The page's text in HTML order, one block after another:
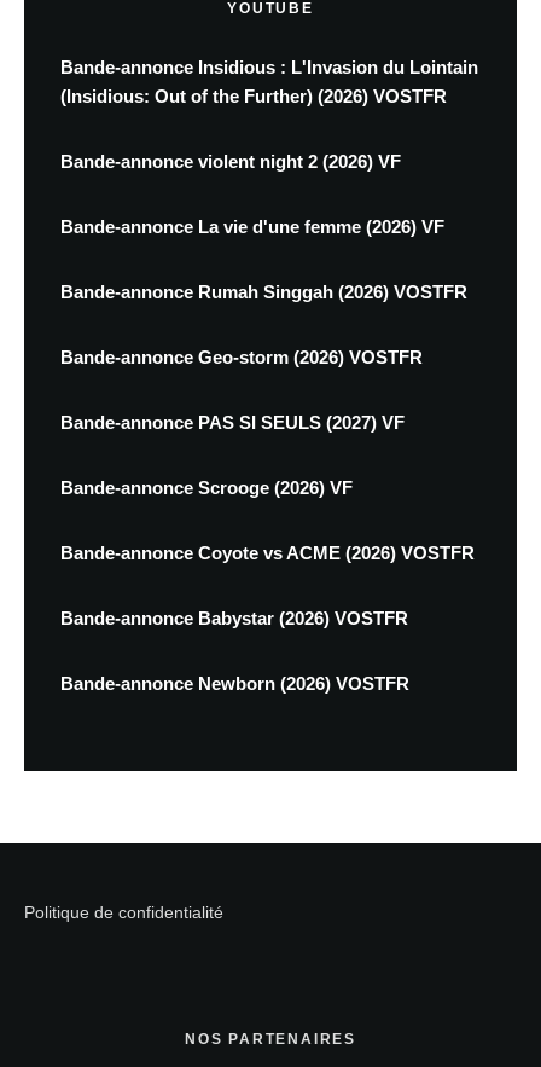
YOUTUBE
Bande-annonce Insidious : L'Invasion du Lointain
(Insidious: Out of the Further) (2026) VOSTFR
Bande-annonce violent night 2 (2026) VF
Bande-annonce La vie d'une femme (2026) VF
Bande-annonce Rumah Singgah (2026) VOSTFR
Bande-annonce Geo-storm (2026) VOSTFR
Bande-annonce PAS SI SEULS (2027) VF
Bande-annonce Scrooge (2026) VF
Bande-annonce Coyote vs ACME (2026) VOSTFR
Bande-annonce Babystar (2026) VOSTFR
Bande-annonce Newborn (2026) VOSTFR
Politique de confidentialité
NOS PARTENAIRES